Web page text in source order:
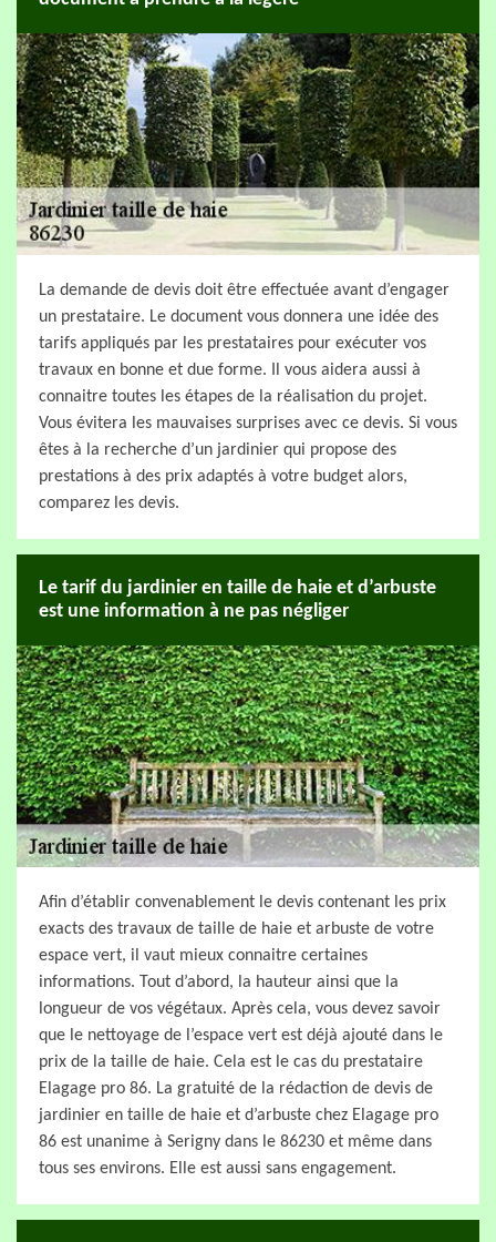
La demande de devis doit être effectuée avant d’engager
un prestataire. Le document vous donnera une idée des
tarifs appliqués par les prestataires pour exécuter vos
travaux en bonne et due forme. Il vous aidera aussi à
connaitre toutes les étapes de la réalisation du projet.
Vous évitera les mauvaises surprises avec ce devis. Si vous
êtes à la recherche d’un jardinier qui propose des
prestations à des prix adaptés à votre budget alors,
comparez les devis.
Le tarif du jardinier en taille de haie et d’arbuste
est une information à ne pas négliger
Afin d’établir convenablement le devis contenant les prix
exacts des travaux de taille de haie et arbuste de votre
espace vert, il vaut mieux connaitre certaines
informations. Tout d’abord, la hauteur ainsi que la
longueur de vos végétaux. Après cela, vous devez savoir
que le nettoyage de l’espace vert est déjà ajouté dans le
prix de la taille de haie. Cela est le cas du prestataire
Elagage pro 86. La gratuité de la rédaction de devis de
jardinier en taille de haie et d’arbuste chez Elagage pro
86 est unanime à Serigny dans le 86230 et même dans
tous ses environs. Elle est aussi sans engagement.